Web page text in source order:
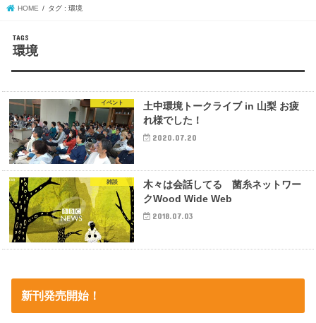
HOME タグ : 環境
環境
イベント
土中環境トークライブ in 山梨 お疲
れ様でした！
2020.07.20
雑談
木々は会話してる 菌糸ネットワー
クWood Wide Web
2018.07.03
新刊発売開始！